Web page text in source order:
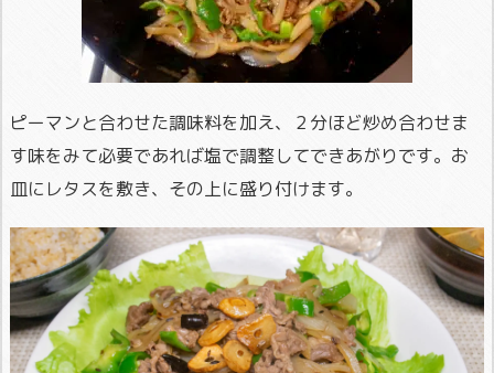
ピーマンと合わせた調味料を加え、２分ほど炒め合わせま
す味をみて必要であれば塩で調整してできあがりです。お
皿にレタスを敷き、その上に盛り付けます。